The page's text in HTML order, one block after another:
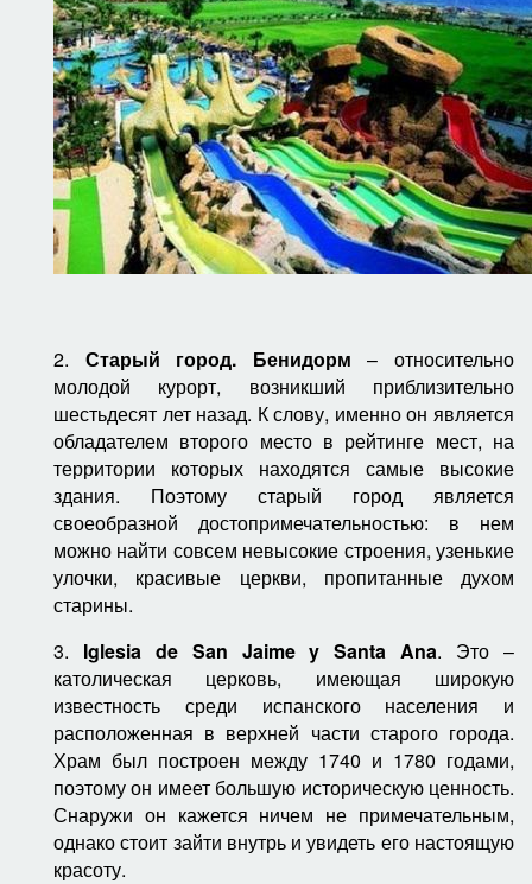
2. Старый город. Бенидорм – относительно
молодой курорт, возникший приблизительно
шестьдесят лет назад. К слову, именно он является
обладателем второго место в рейтинге мест, на
территории которых находятся самые высокие
здания. Поэтому старый город является
своеобразной достопримечательностью: в нем
можно найти совсем невысокие строения, узенькие
улочки, красивые церкви, пропитанные духом
старины.
3. Iglesia de San Jaime y Santa Ana. Это –
католическая церковь, имеющая широкую
известность среди испанского населения и
расположенная в верхней части старого города.
Храм был построен между 1740 и 1780 годами,
поэтому он имеет большую историческую ценность.
Снаружи он кажется ничем не примечательным,
однако стоит зайти внутрь и увидеть его настоящую
красоту.